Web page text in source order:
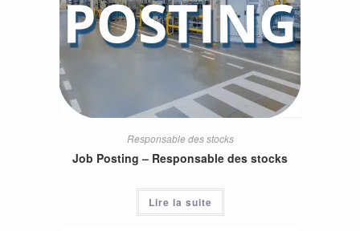
Responsable des stocks
Job Posting – Responsable des stocks
Lire la suite